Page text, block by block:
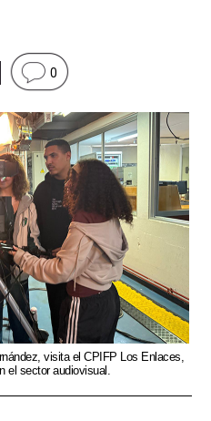
0
visita el CPIFP Los Enlaces,
el sector audiovisual.